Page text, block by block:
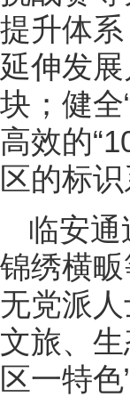
提升体
延伸发
块；健
高效的
区的标
临安通
锦绣横
无党派
文旅、
区一特